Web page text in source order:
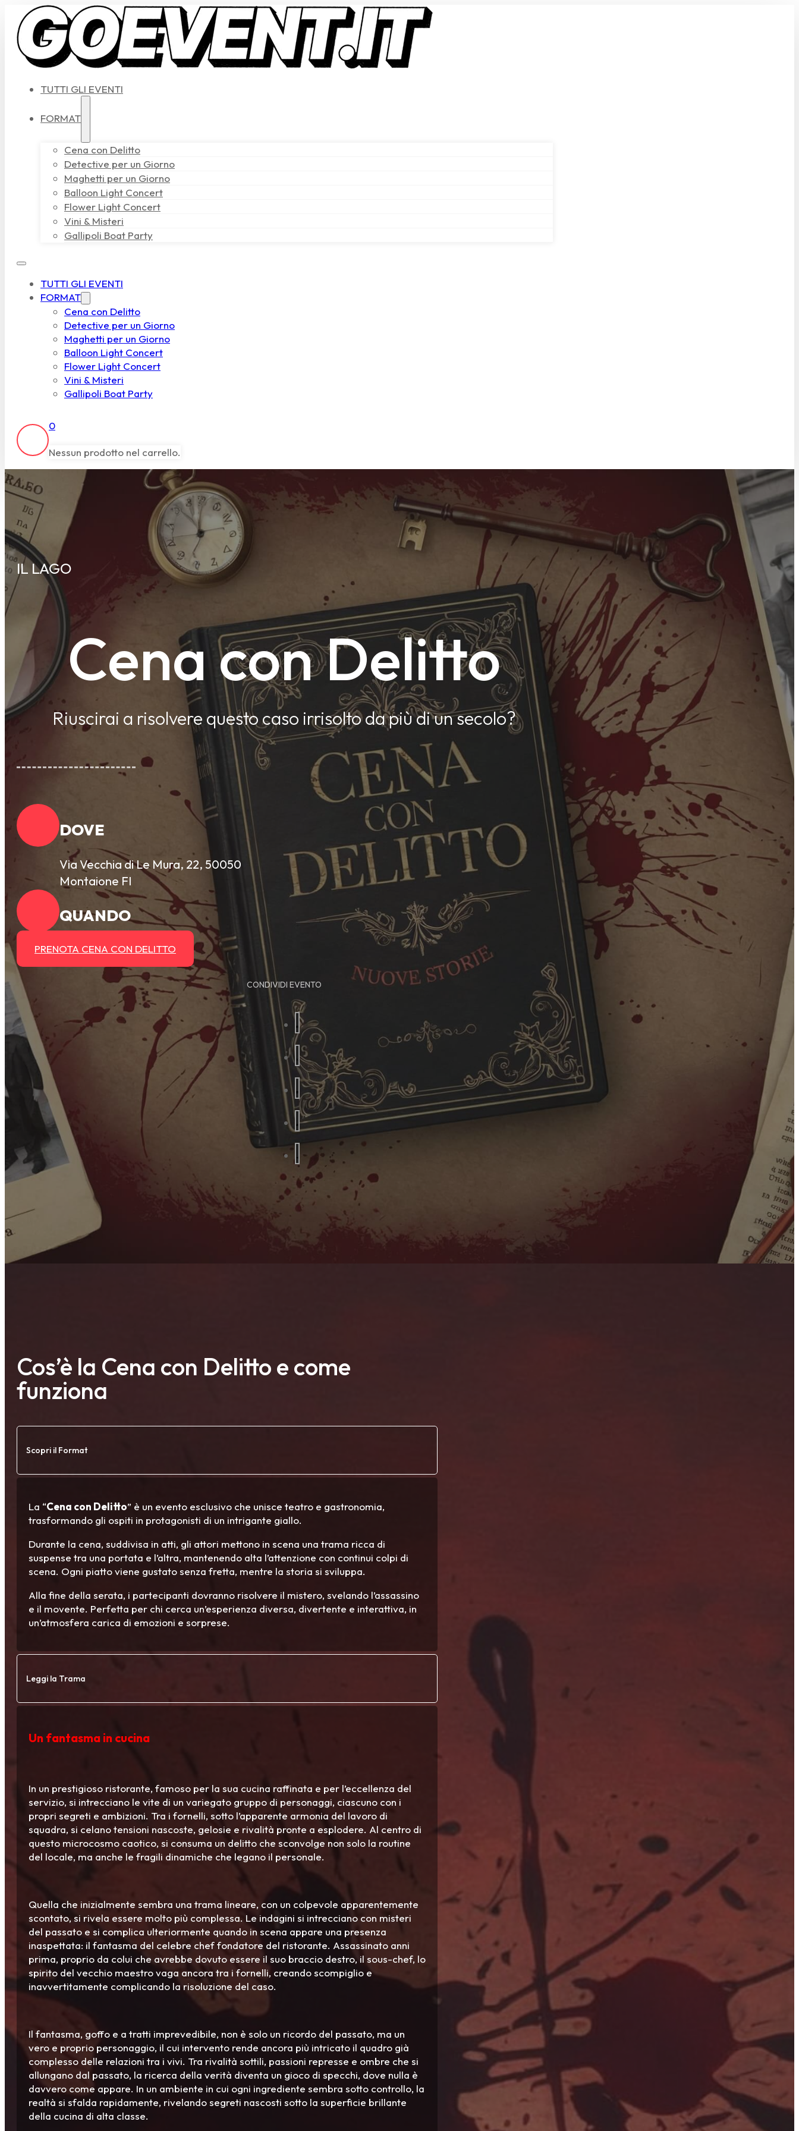
TUTTI GLI EVENTI
FORMAT
Cena con Delitto
Detective per un Giorno
Maghetti per un Giorno
Balloon Light Concert
Flower Light Concert
Vini & Misteri
Gallipoli Boat Party
TUTTI GLI EVENTI
FORMAT
Cena con Delitto
Detective per un Giorno
Maghetti per un Giorno
Balloon Light Concert
Flower Light Concert
Vini & Misteri
Gallipoli Boat Party
0
Nessun prodotto nel carrello.
IL LAGO
Cena con Delitto
Riuscirai a risolvere questo caso irrisolto da più di un secolo?
DOVE
Via Vecchia di Le Mura, 22, 50050
Montaione FI
QUANDO
PRENOTA CENA CON DELITTO
CONDIVIDI EVENTO
Cos’è la Cena con Delitto e come
funziona
Scopri il Format
La “Cena con Delitto” è un evento esclusivo che unisce teatro e gastronomia,
trasformando gli ospiti in protagonisti di un intrigante giallo.
Durante la cena, suddivisa in atti, gli attori mettono in scena una trama ricca di
suspense tra una portata e l’altra, mantenendo alta l’attenzione con continui colpi di
scena. Ogni piatto viene gustato senza fretta, mentre la storia si sviluppa.
Alla fine della serata, i partecipanti dovranno risolvere il mistero, svelando l’assassino
e il movente. Perfetta per chi cerca un’esperienza diversa, divertente e interattiva, in
un’atmosfera carica di emozioni e sorprese.
Leggi la Trama
Un fantasma in cucina
In un prestigioso ristorante, famoso per la sua cucina raffinata e per l’eccellenza del
servizio, si intrecciano le vite di un variegato gruppo di personaggi, ciascuno con i
propri segreti e ambizioni. Tra i fornelli, sotto l’apparente armonia del lavoro di
squadra, si celano tensioni nascoste, gelosie e rivalità pronte a esplodere. Al centro di
questo microcosmo caotico, si consuma un delitto che sconvolge non solo la routine
del locale, ma anche le fragili dinamiche che legano il personale.
Quella che inizialmente sembra una trama lineare, con un colpevole apparentemente
scontato, si rivela essere molto più complessa. Le indagini si intrecciano con misteri
del passato e si complica ulteriormente quando in scena appare una presenza
inaspettata: il fantasma del celebre chef fondatore del ristorante. Assassinato anni
prima, proprio da colui che avrebbe dovuto essere il suo braccio destro, il sous-chef, lo
spirito del vecchio maestro vaga ancora tra i fornelli, creando scompiglio e
inavvertitamente complicando la risoluzione del caso.
Il fantasma, goffo e a tratti imprevedibile, non è solo un ricordo del passato, ma un
vero e proprio personaggio, il cui intervento rende ancora più intricato il quadro già
complesso delle relazioni tra i vivi. Tra rivalità sottili, passioni represse e ombre che si
allungano dal passato, la ricerca della verità diventa un gioco di specchi, dove nulla è
davvero come appare. In un ambiente in cui ogni ingrediente sembra sotto controllo, la
realtà si sfalda rapidamente, rivelando segreti nascosti sotto la superficie brillante
della cucina di alta classe.